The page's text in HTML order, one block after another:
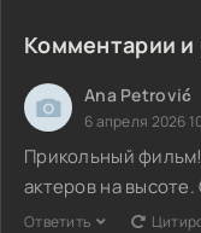
Комментарии и
Ana Petrović
6 апреля 2026
Прикольный
актеров на
Ответить